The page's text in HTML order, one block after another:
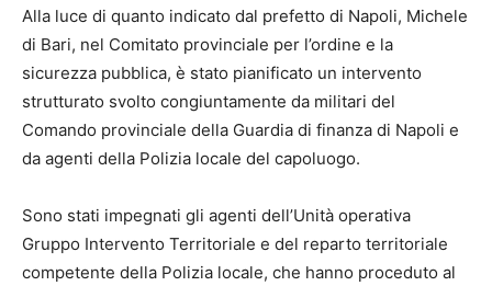
Alla luce di quanto indicato dal prefetto di Napoli, Michele
di Bari, nel Comitato provinciale per l’ordine e la
sicurezza pubblica, è stato pianificato un intervento
strutturato svolto congiuntamente da militari del
Comando provinciale della Guardia di finanza di Napoli e
da agenti della Polizia locale del capoluogo.
Sono stati impegnati gli agenti dell’Unità operativa
Gruppo Intervento Territoriale e del reparto territoriale
competente della Polizia locale, che hanno proceduto al